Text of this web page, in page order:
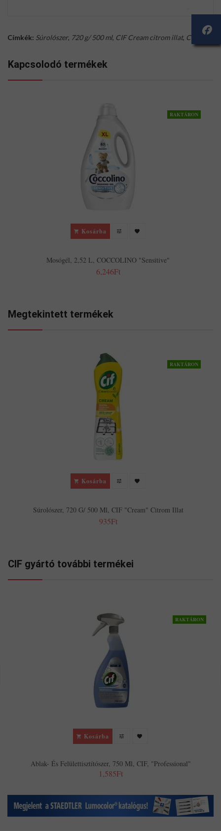
Címkék: Súrolószer, 720 g/ 500 ml, CIF Cream citrom illat, CIF
Kapcsolodó termékek
RAKTÁRON
Kosárba
Mosógél, 2,52 L, COCCOLINO "Sensitive"
6,246Ft
Megtekintett termékek
RAKTÁRON
Kosárba
Súrolószer, 720 G/ 500 Ml, CIF "Cream" Citrom Illat
935Ft
CIF gyártó további termékei
RAKTÁRON
Kosárba
Ablak- És Felülettisztítószer, 750 Ml, CIF, "Professional"
1,585Ft